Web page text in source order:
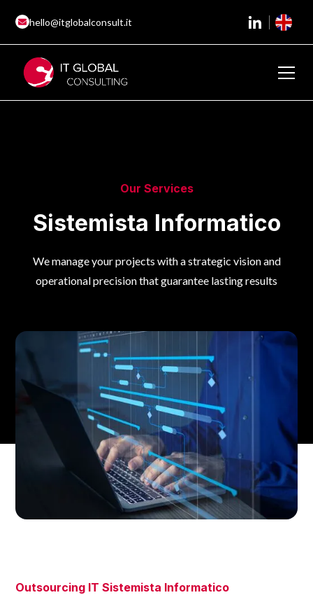
hello@itglobalconsult.it
Our Services
Sistemista Informatico
We manage your projects with a strategic vision and
operational precision that guarantee lasting results
Outsourcing IT Sistemista Informatico